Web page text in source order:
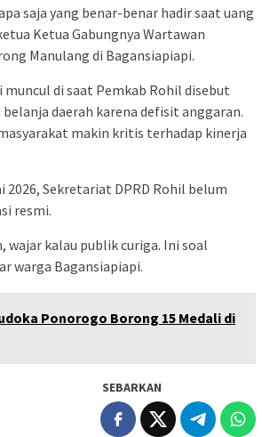
saja yang benar-benar hadir saat uang
Ketua Gabungnya Wartawan
Manulang di Bagansiapiapi.
di saat Pemkab Rohil disebut
daerah karena defisit anggaran.
makin kritis terhadap kinerja
2026, Sekretariat DPRD Rohil belum
resmi.
wajar kalau publik curiga. Ini soal
warga Bagansiapiapi.
Ponorogo Borong 15 Medali di
SEBARKAN